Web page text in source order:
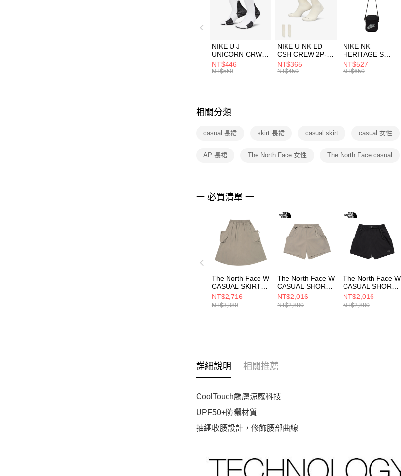
NIKE U J
UNICORN CRW
1PR -160 男女 中
統襪 FZ3393100
NT$446
NT$550
NIKE U NK ED
CSH CREW 2P-
144 EMBRDY 男
女 短統襪
NT$365
NT$450
NIKE NK
HERITAGE S
SMIT 男女 側背包
BA5871010
NT$527
NT$650
相關分類
casual 長裙 skirt 長裙 casual skirt casual 女性
AP 長裙 The North Face 女性 The North Face casual
一 必買清單 一
The North Face W
CASUAL SKIRT -
AP 女 長裙
NF0A8G032MB
NT$2,716
NT$3,880
The North Face W
CASUAL SHORT -
AP 女 短褲
NF0A8G022MB
NT$2,016
NT$2,880
The North Face W
CASUAL SHORT -
AP 女 短褲
NF0A8G02JK3
NT$2,016
NT$2,880
詳細說明 相關推薦
CoolTouch觸膚涼感科技
UPF50+防曬材質
抽繩收腰設計，修飾腰部曲線